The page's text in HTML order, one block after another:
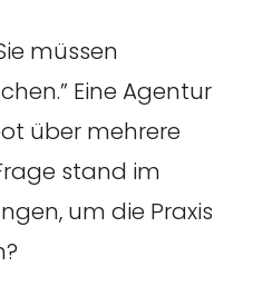
müssen
Eine Agentur
über mehrere
stand im
um die Praxis